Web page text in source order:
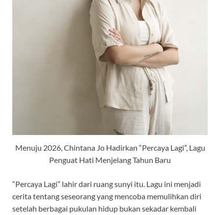
Menuju 2026, Chintana Jo Hadirkan “Percaya Lagi”, Lagu
Penguat Hati Menjelang Tahun Baru
“Percaya Lagi” lahir dari ruang sunyi itu. Lagu ini menjadi
cerita tentang seseorang yang mencoba memulihkan diri
setelah berbagai pukulan hidup bukan sekadar kembali